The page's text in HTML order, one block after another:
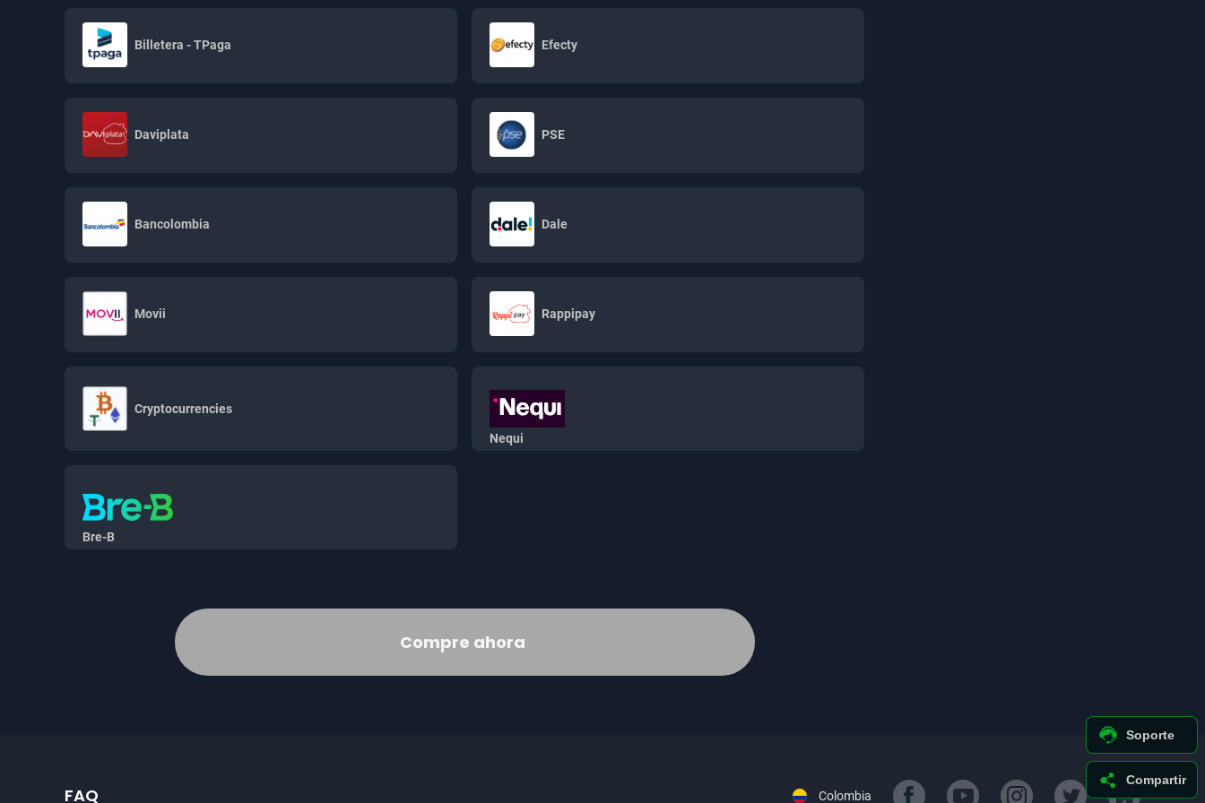
Soporte
Compartir
Billetera - TPaga Efecty
Daviplata PSE
Bancolombia Dale
Movii Rappipay
Cryptocurrencies
Nequi
Bre-B
Compre ahora
FAQ Colombia